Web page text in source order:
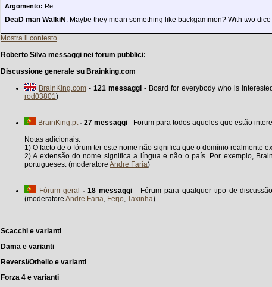
Argomento: Re:
DeaD man WalkiN : Maybe they mean something like backgammon? With two
Mostra il contesto
Roberto Silva messaggi nei forum pubblici:
Discussione generale su Brainking.com
BrainKing.com - 121 messaggi- Board for everybody who is
rod03801)
BrainKing.pt - 27 messaggi - Forum para todos aqueles que estão
Notas adicionais:
1) O facto de o fórum ter este nome não significa que o domínio realmente
2) A extensão do nome significa a língua e não o país. Por exemplo,
portugueses. (moderatore Andre Faria)
Fórum geral - 18 messaggi - Fórum para qualquer tipo de
(moderatore Andre Faria, Ferjo, Taxinha)
Scacchi e varianti
Dama e varianti
Reversi/Othello e varianti
Forza 4 e varianti